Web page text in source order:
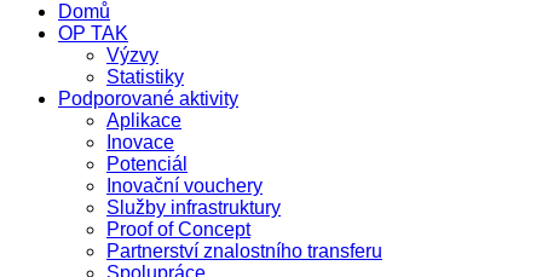
Domů
OP TAK
Výzvy
Statistiky
Podporované aktivity
Aplikace
Inovace
Potenciál
Inovační vouchery
Služby infrastruktury
Proof of Concept
Partnerství znalostního transferu
Spolupráce